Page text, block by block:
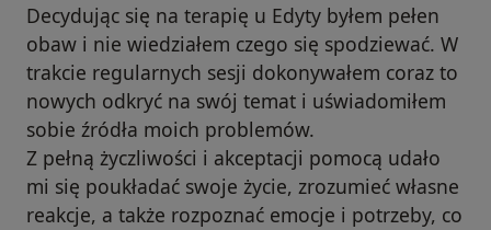
Decydując się na terapię u Edyty byłem pełen
obaw i nie wiedziałem czego się spodziewać. W
trakcie regularnych sesji dokonywałem coraz to
nowych odkryć na swój temat i uświadomiłem
sobie źródła moich problemów.
Z pełną życzliwości i akceptacji pomocą udało
mi się poukładać swoje życie, zrozumieć własne
reakcje, a także rozpoznać emocje i potrzeby, co